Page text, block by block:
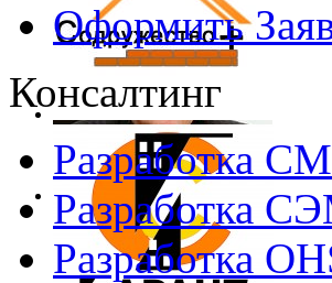
Оформить
Консалтинг
Разработка
Разработка
Разработка